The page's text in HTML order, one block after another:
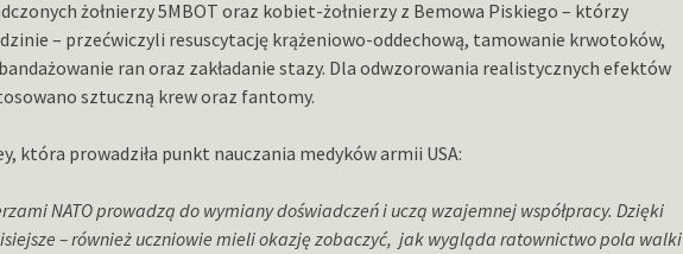
żołnierzy 5MBOT oraz kobiet-żołnierzy z Bemowa Piskiego – którzy
– przećwiczyli resuscytację krążeniowo-oddechową, tamowanie krwotoków,
ran oraz zakładanie stazy. Dla odwzorowania realistycznych efektów
sztuczną krew oraz fantomy.
która prowadziła punkt nauczania medyków armii USA:
NATO prowadzą do wymiany doświadczeń i uczą wzajemnej współpracy. Dzięki
– również uczniowie mieli okazję zobaczyć, jak wygląda ratownictwo pola walki